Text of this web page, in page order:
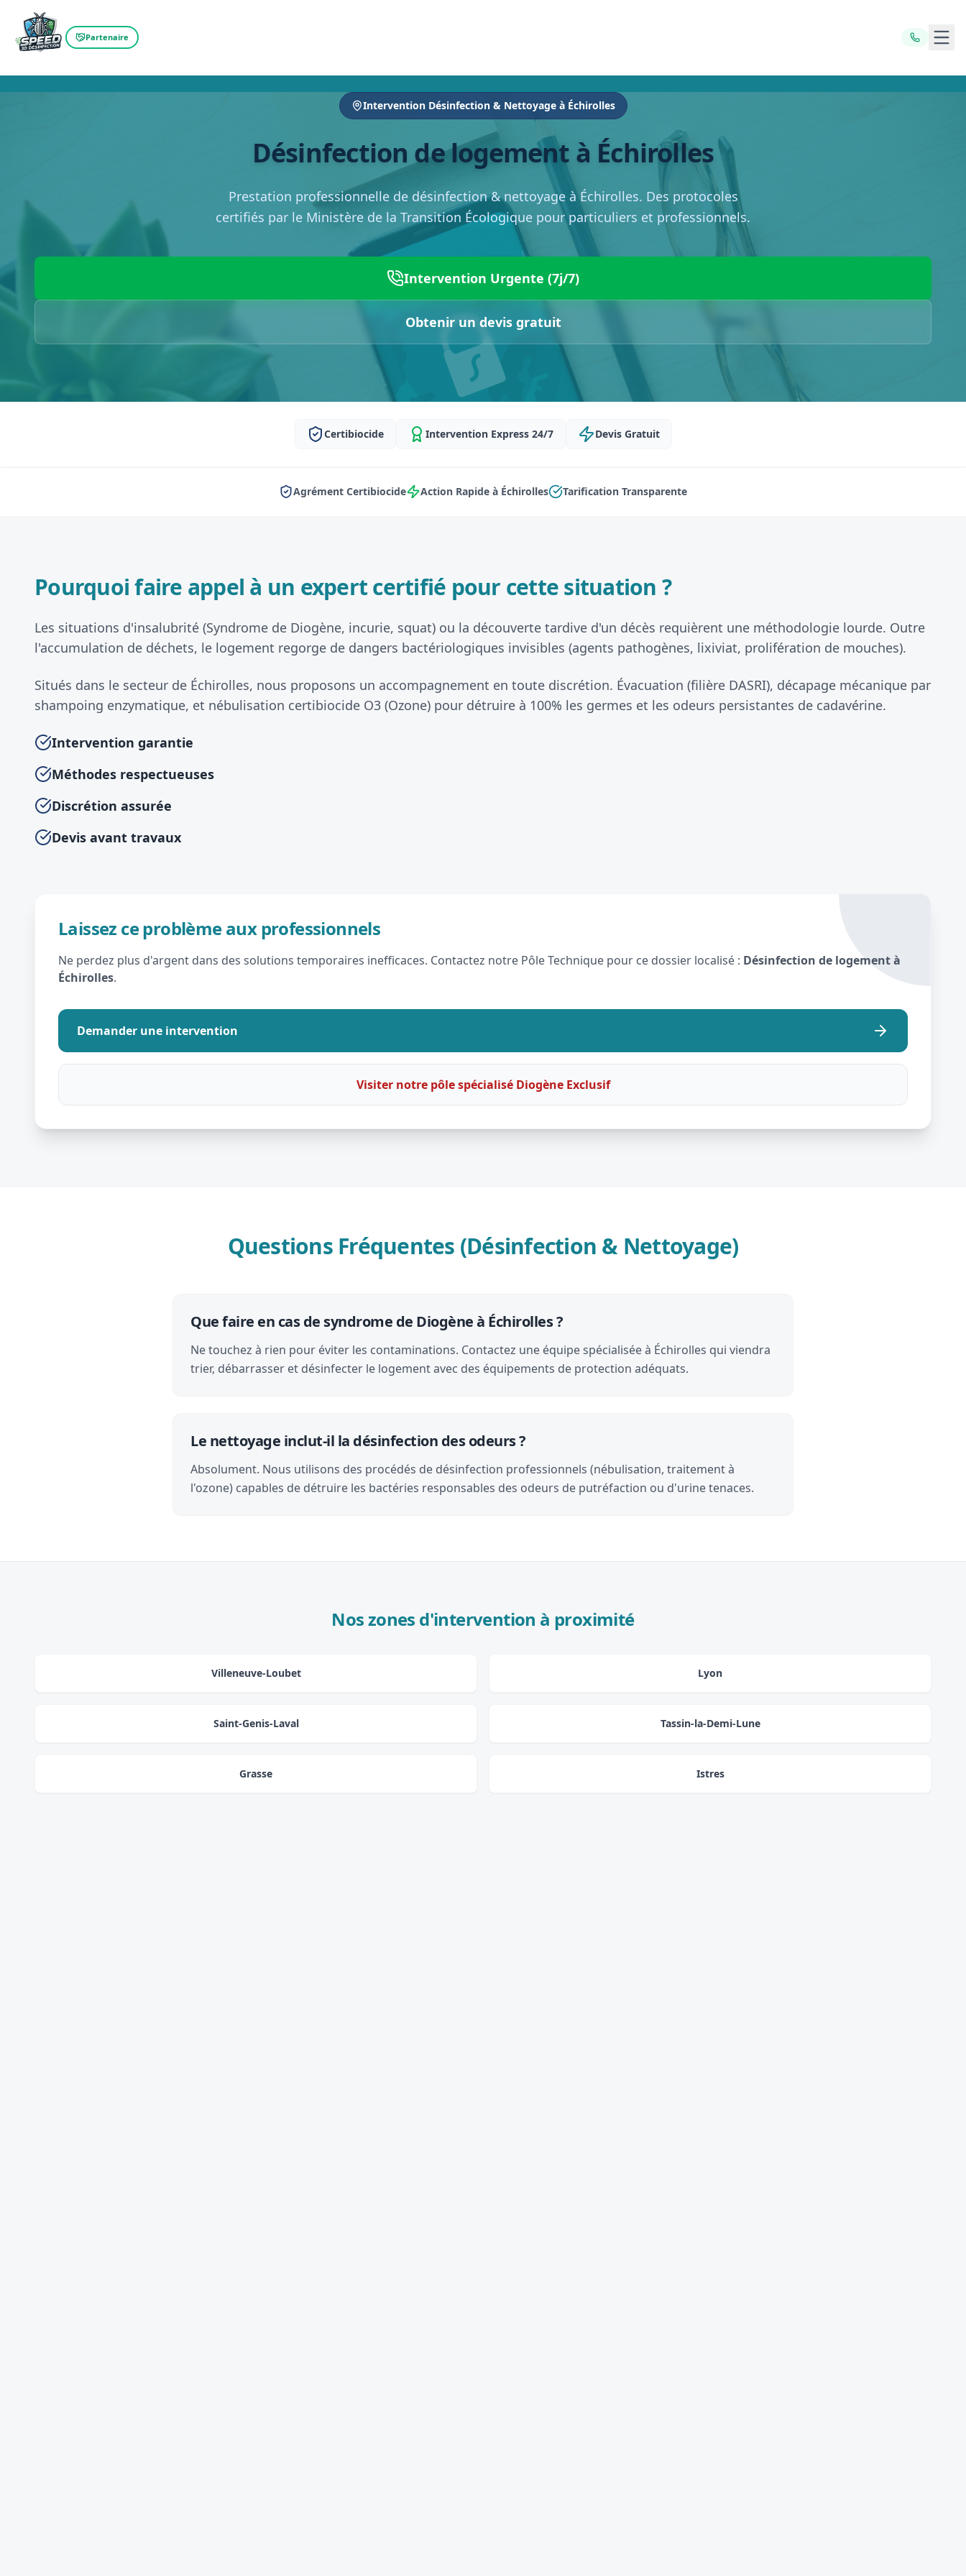
Partenaire
Intervention Désinfection & Nettoyage à Échirolles
Désinfection de logement à Échirolles
Prestation professionnelle de désinfection & nettoyage à Échirolles. Des protocoles
certifiés par le Ministère de la Transition Écologique pour particuliers et professionnels.
Intervention Urgente (7j/7)
Obtenir un devis gratuit
Certibiocide Intervention Express 24/7 Devis Gratuit
Agrément Certibiocide Action Rapide à Échirolles Tarification Transparente
Pourquoi faire appel à un expert certifié pour cette situation ?
Les situations d'insalubrité (Syndrome de Diogène, incurie, squat) ou la découverte tardive d'un décès requièrent une méthodologie lourde. Outre
l'accumulation de déchets, le logement regorge de dangers bactériologiques invisibles (agents pathogènes, lixiviat, prolifération de mouches).
Situés dans le secteur de Échirolles, nous proposons un accompagnement en toute discrétion. Évacuation (filière DASRI), décapage mécanique par
shampoing enzymatique, et nébulisation certibiocide O3 (Ozone) pour détruire à 100% les germes et les odeurs persistantes de cadavérine.
Intervention garantie
Méthodes respectueuses
Discrétion assurée
Devis avant travaux
Laissez ce problème aux professionnels
Ne perdez plus d'argent dans des solutions temporaires inefficaces. Contactez notre Pôle Technique pour ce dossier localisé : Désinfection de logement à
Échirolles.
Demander une intervention
Visiter notre pôle spécialisé Diogène Exclusif
Questions Fréquentes (Désinfection & Nettoyage)
Que faire en cas de syndrome de Diogène à Échirolles ?
Ne touchez à rien pour éviter les contaminations. Contactez une équipe spécialisée à Échirolles qui viendra
trier, débarrasser et désinfecter le logement avec des équipements de protection adéquats.
Le nettoyage inclut-il la désinfection des odeurs ?
Absolument. Nous utilisons des procédés de désinfection professionnels (nébulisation, traitement à
l'ozone) capables de détruire les bactéries responsables des odeurs de putréfaction ou d'urine tenaces.
Nos zones d'intervention à proximité
Villeneuve-Loubet Lyon
Saint-Genis-Laval Tassin-la-Demi-Lune
Grasse Istres